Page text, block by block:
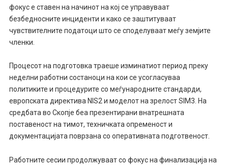
фокус е ставен на начинот на кој се управуваат
безбедносните инциденти и како се заштитуваат
чувствителните податоци што се споделуваат меѓу земјите
членки.
Процесот на подготовка траеше изминатиот период преку
неделни работни состаноци на кои се усогласуваа
политиките и процедурите со меѓународните стандарди,
европската директива NIS2 и моделот на зрелост SIM3. На
средбата во Скопје беа презентирани внатрешната
поставеност на тимот, техничката опременост и
документацијата поврзана со оперативната подготвеност.
Работните сесии продолжуваат со фокус на финализација на